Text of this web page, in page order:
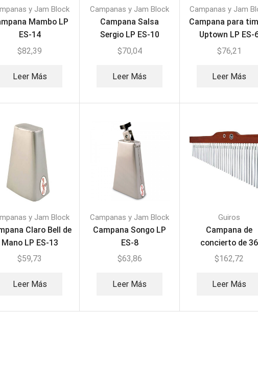
y Jam Block
Mambo LP
ES-14
$82,39
Leer Más
Campanas y Jam Block
Campana Salsa
Sergio LP ES-10
$70,04
Leer Más
Campanas y Jam
Campana para
Uptown LP ES-
$76,21
Leer Más
y Jam Block
Claro Bell de
Mano LP ES-13
$59,73
Leer Más
Campanas y Jam Block
Campana Songo LP
ES-8
$63,86
Leer Más
Guiros
Campana de
concierto de 36
Barras LP511
$162,72
Leer Más